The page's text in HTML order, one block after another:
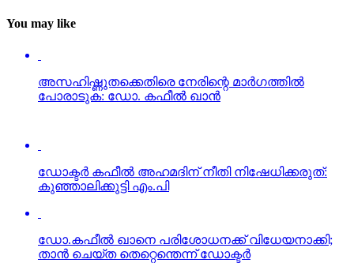
You may like
അസഹിഷ്ണുതക്കെതിരെ നേരിന്റെ മാര്‍ഗത്തില്‍
പോരാടുക: ഡോ. കഫീല്‍ ഖാന്‍
ഡോക്ടര്‍ കഫീല്‍ അഹമദിന് നീതി നിഷേധിക്കരുത്:
കുഞ്ഞാലിക്കുട്ടി എം.പി
ഡോ.കഫീല്‍ ഖാനെ പരിശോധനക്ക് വിധേയനാക്കി;
താന്‍ ചെയ്ത തെറ്റെന്തെന്ന് ഡോക്ടര്‍